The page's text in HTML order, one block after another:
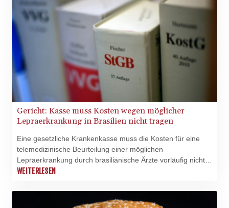
Gericht: Kasse muss Kosten wegen möglicher
Lepraerkrankung in Brasilien nicht tragen
Eine gesetzliche Krankenkasse muss die Kosten für eine
telemedizinische Beurteilung einer möglichen
Lepraerkrankung durch brasilianische Ärzte vorläufig nicht
übernehmen. Ein Anspruch auf Krankenbehandlung besteht
gesetzlichen Krankenversicherung in Deutschland, wie das
Landessozialgericht Niedersachsen-Bremen am Donnerstag
WEITERLESEN